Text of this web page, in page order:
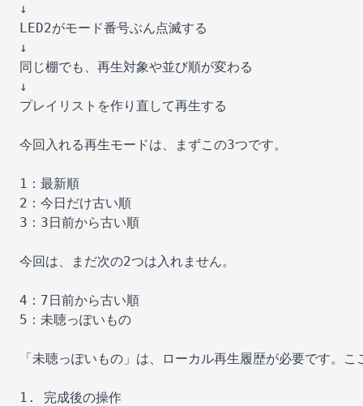
↓
LED2がモード番号ぶん点滅する
↓
同じ棚でも、再生対象や並び順が変わる
↓
プレイリストを作り直して再生する
今回入れる再生モードは、まずこの3つです。
1：最新順
2：今日だけ古い順
3：3日前から古い順
今回は、まだ次の2つは入れません。
4：7日前から古い順
5：未聴っぽいもの
「未聴っぽいもの」は、ローカル再生履歴が必要です。
1. 完成後の操作